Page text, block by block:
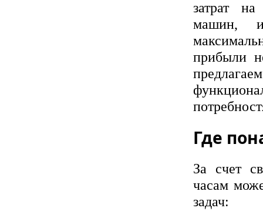
затрат
машин,
прибыли
Где
За счет
часам
задач: